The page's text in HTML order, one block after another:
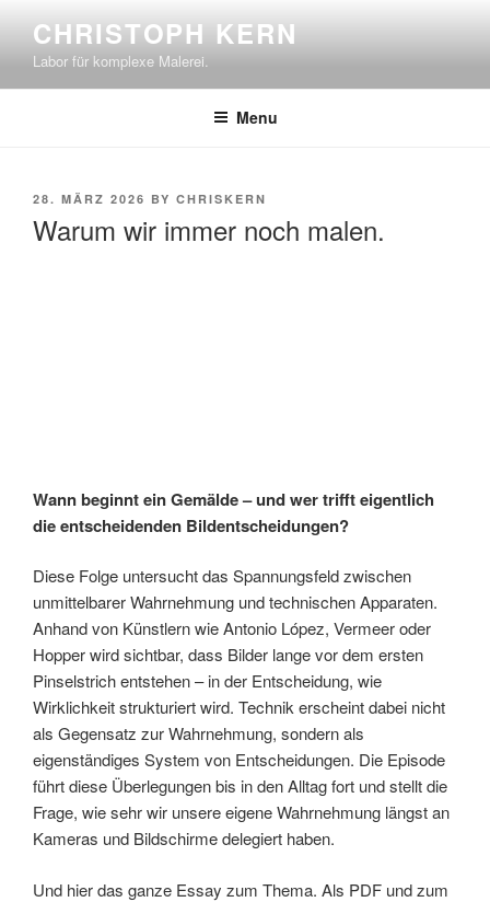
content
CHRISTOPH KERN
Labor für komplexe Malerei.
Menu
POSTED
28. MÄRZ 2026 BY CHRISKERN
Warum wir immer noch malen.
Wann beginnt ein Gemälde – und wer trifft eigentlich
die entscheidenden Bildentscheidungen?
Diese Folge untersucht das Spannungsfeld zwischen
unmittelbarer Wahrnehmung und technischen Apparaten.
Anhand von Künstlern wie Antonio López, Vermeer oder
Hopper wird sichtbar, dass Bilder lange vor dem ersten
Pinselstrich entstehen – in der Entscheidung, wie
Wirklichkeit strukturiert wird. Technik erscheint dabei nicht
als Gegensatz zur Wahrnehmung, sondern als
eigenständiges System von Entscheidungen. Die Episode
führt diese Überlegungen bis in den Alltag fort und stellt die
Frage, wie sehr wir unsere eigene Wahrnehmung längst an
Kameras und Bildschirme delegiert haben.
Und hier das ganze Essay zum Thema. Als PDF und zum